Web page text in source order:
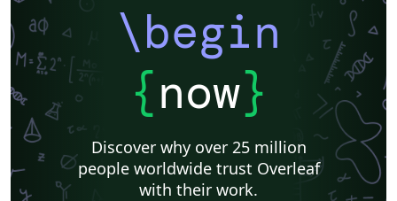
\begin
{now}
Discover why over 25 million
people worldwide trust Overleaf
with their work.